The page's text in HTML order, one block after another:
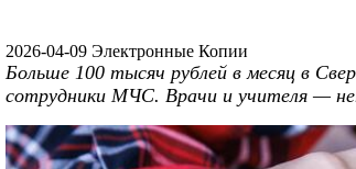
2026-04-09 Электронные Копии
Больше 100 тысяч рублей в месяц в
сотрудники МЧС. Врачи и учителя —